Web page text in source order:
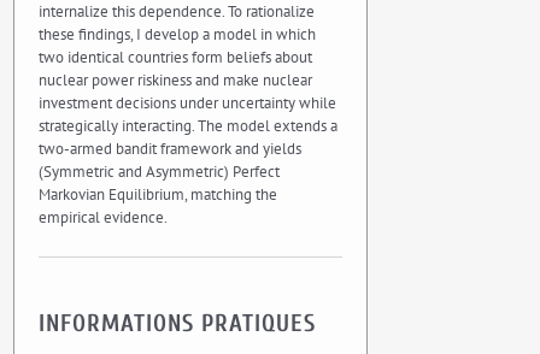
internalize this dependence. To rationalize
these findings, I develop a model in which
two identical countries form beliefs about
nuclear power riskiness and make nuclear
investment decisions under uncertainty while
strategically interacting. The model extends a
two-armed bandit framework and yields
(Symmetric and Asymmetric) Perfect
Markovian Equilibrium, matching the
empirical evidence.
INFORMATIONS PRATIQUES